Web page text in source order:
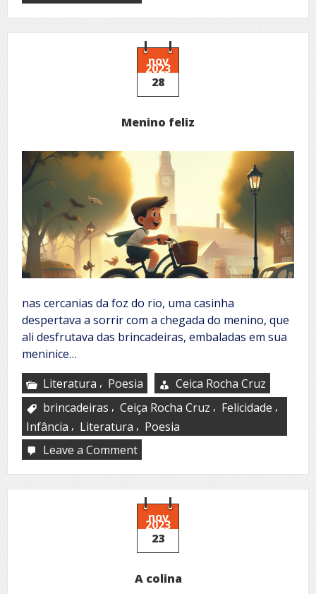
aquarela
nov
2023
28
Menino feliz
nas cercanias da foz do rio, uma casinha
despertava a sorrir com a chegada do menino, que
ali desfrutava das brincadeiras, embaladas em sua
meninice…
Literatura , Poesia
Ceica Rocha Cruz
brincadeiras , Ceiça Rocha Cruz , Felicidade ,
Infância , Literatura , Poesia
Leave a Commenton
feliz
nov
2023
23
A colina